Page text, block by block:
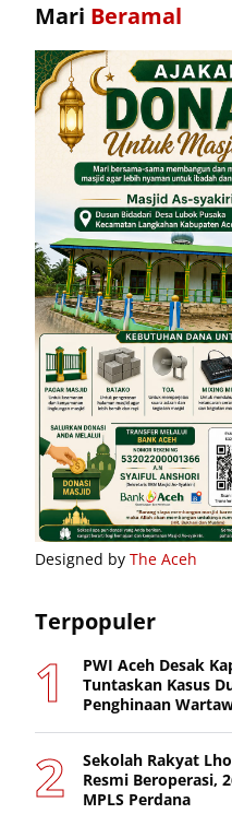
Mari Beramal
Designed by The Aceh
Terpopuler
PWI Aceh Desak
Tuntaskan Kasus
Penghinaan
Sekolah Rakyat
Resmi Beroperasi,
MPLS Perdana